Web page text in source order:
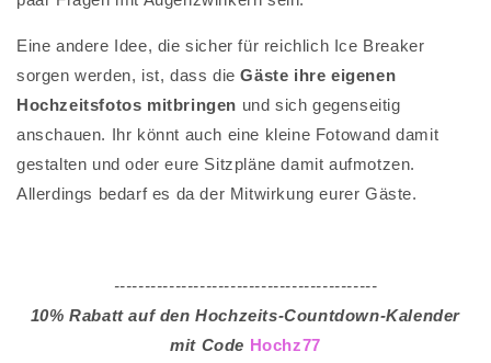
Eine andere Idee, die sicher für reichlich Ice Breaker
sorgen werden, ist, dass dieGäste ihre eigenen
Hochzeitsfotos mitbringen und sich gegenseitig
anschauen. Ihr könnt auch eine kleine Fotowand damit
gestalten und oder eure Sitzpläne damit aufmotzen.
Allerdings bedarf es da der Mitwirkung eurer Gäste.
-------------------------------------------
10% Rabatt auf den Hochzeits-Countdown-Kalender
mit Code Hochz77